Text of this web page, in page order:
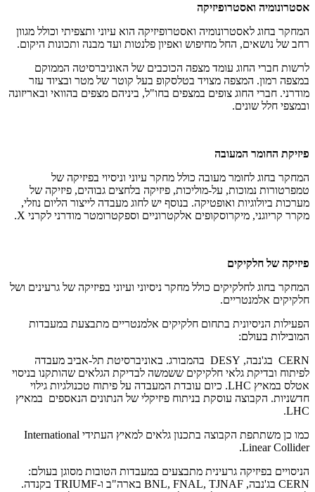
אסטרונומיה ואסטרופיזיקה
המחקר בחוג לאסטרונומיה ואסטרופיזיקה הוא עיוני ותצפיתי וכולל מגוון
רחב של נושאים, החל מחיפוש ואפיון פלנטות ועד מבנה ותכונות היקום.
לרשות חברי החוג עומד מצפה הכוכבים של האוניברסיטה הממוקם
במצפה רמון. המצפה מצויד בטלסקופ בעל קוטר של מטר ובציוד עזר
מודרני. חברי החוג צופים במצפים בחו"ל, ביניהם מצפים בהוואי ובאריזונה
ובמצפי חלל שונים.
פיזיקת החומר המעובה
המחקר בחוג לחומר מעובה כולל מחקר עיוני וניסיוי בפיזיקה של
טמפרטורות נמוכות, על-מוליכות, פיזיקה בלחצים גבוהים, פיזיקה של
מערכות ביולוגיות ואופטיקה. בנוסף יש לחוג מעבדה לייצור הליום נוזלי,
מקרר קריוגני, מיקרוסקופים אלקטרוניים וספקטרומטר מודרני לקרני X.
פיזיקה של חלקיקים
המחקר בחוג לחלקיקים כולל מחקר ניסיוני ועיוני בפיזיקה של גרעינים ושל
חלקיקים אלמנטריים.
הפעילות הניסיונית בתחום חלקיקים אלמנטריים מתבצעת במעבדות
המובילות בעולם:
CERN בג'נבה, DESY בהמבורג. באוניברסיטת תל-אביב מעבדה
לפיתוח ובדיקת גלאי חלקיקים ששמשה לבדיקת הגלאים שהותקנו בניסוי
אטלס במאיץ LHC. כיום עובדת המעבדה על פיתוח טכנולגיות גילוי
חדשניות. הקבוצה עוסקת בניתוח פיזיקלי של הנתונים הנאספים במאיץ
LHC.
כמו כן משתתפת הקבוצה בתכנון גלאים למאיץ העתידי International
Linear Collider.
הניסויים בפיזיקה גרעינית מתבצעים במעבדות הטובות מסוגן בעולם:
CERN בג'נבה, BNL, FNAL, TJNAF בארה"ב ו-TRIUMF בקנדה.